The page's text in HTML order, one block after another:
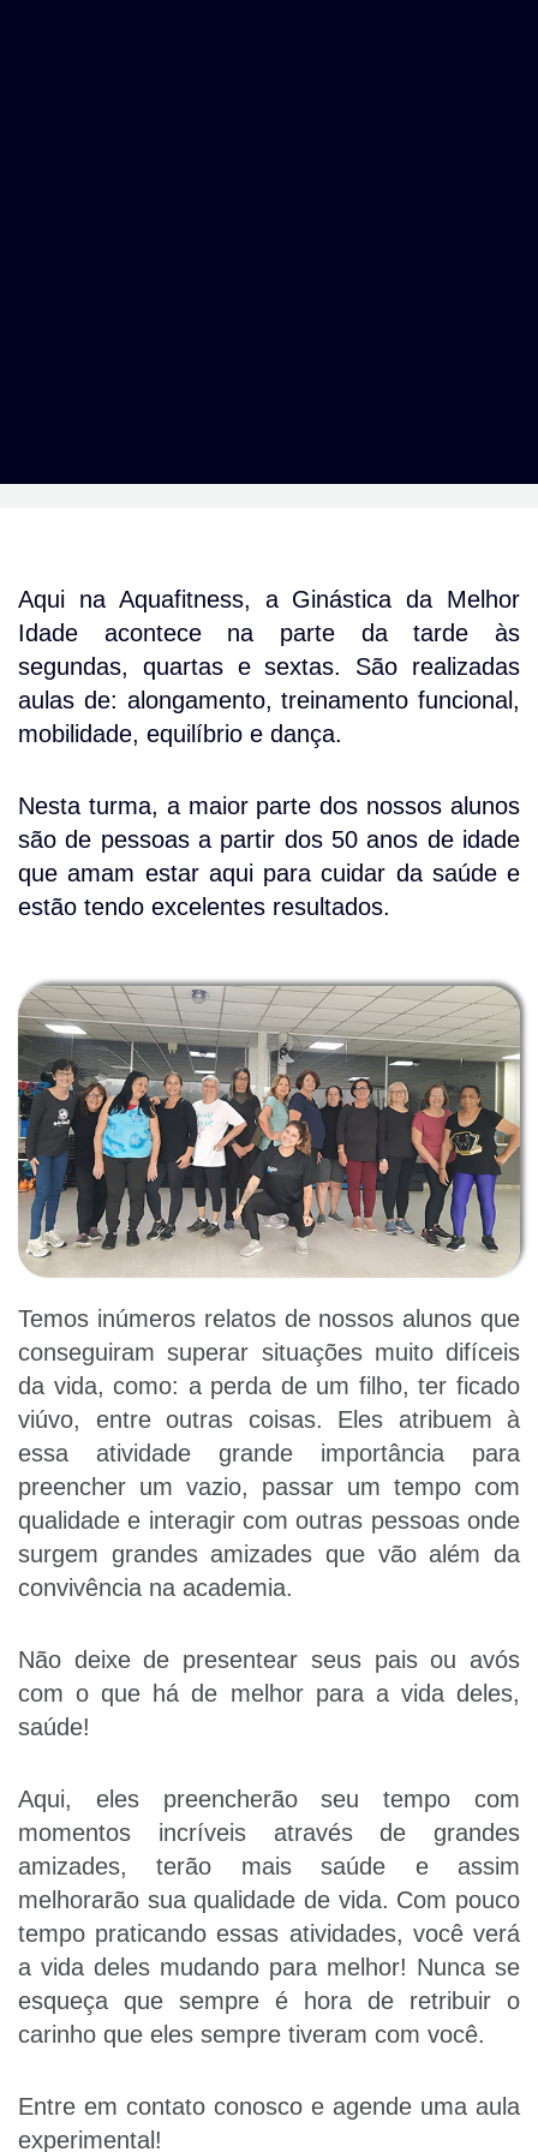
Aqui na Aquafitness, a Ginástica da Melhor
Idade acontece na parte da tarde às
segundas, quartas e sextas. São realizadas
aulas de: alongamento, treinamento funcional,
mobilidade, equilíbrio e dança.
Nesta turma, a maior parte dos nossos alunos
são de pessoas a partir dos 50 anos de idade
que amam estar aqui para cuidar da saúde e
estão tendo excelentes resultados.
Temos inúmeros relatos de nossos alunos que
conseguiram superar situações muito difíceis
da vida, como: a perda de um filho, ter ficado
viúvo, entre outras coisas. Eles atribuem à
essa atividade grande importância para
preencher um vazio, passar um tempo com
qualidade e interagir com outras pessoas onde
surgem grandes amizades que vão além da
convivência na academia.
Não deixe de presentear seus pais ou avós
com o que há de melhor para a vida deles,
saúde!
Aqui, eles preencherão seu tempo com
momentos incríveis através de grandes
amizades, terão mais saúde e assim
melhorarão sua qualidade de vida. Com pouco
tempo praticando essas atividades, você verá
a vida deles mudando para melhor! Nunca se
esqueça que sempre é hora de retribuir o
carinho que eles sempre tiveram com você.
Entre em contato conosco e agende uma aula
experimental!